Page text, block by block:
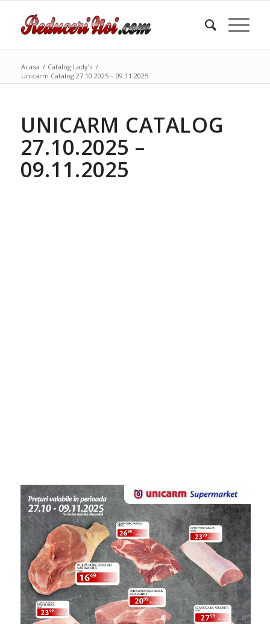
Acasa / Catalog Lady’s /
Unicarm Catalog 27.10.2025 – 09.11.2025
UNICARM CATALOG
27.10.2025 –
09.11.2025